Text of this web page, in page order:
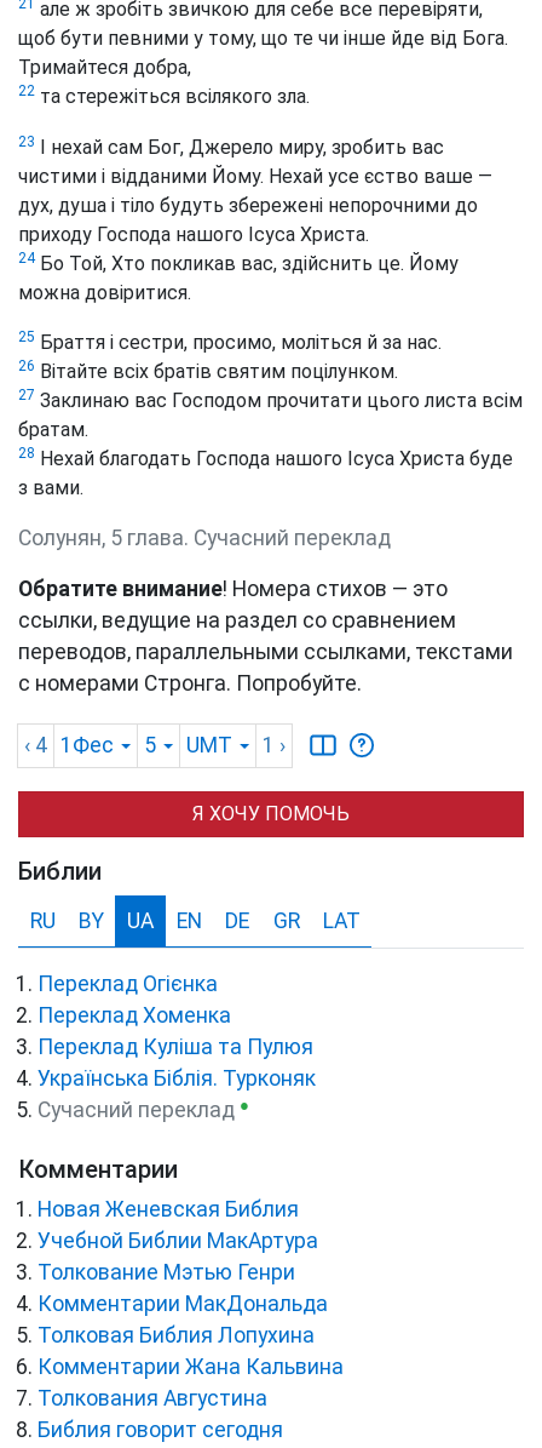
21 але ж зробіть звичкою для себе все перевіряти,
щоб бути певними у тому, що те чи інше йде від Бога.
Тримайтеся добра,
22 та стережіться всілякого зла.
23 І нехай сам Бог, Джерело миру, зробить вас
чистими і відданими Йому. Нехай усе єство ваше —
дух, душа і тіло будуть збережені непорочними до
приходу Господа нашого Ісуса Христа.
24Бо Той, Хто покликав вас, здійснить це. Йому
можна довіритися.
25 Браття і сестри, просимо, моліться й за нас.
26 Вітайте всіх братів святим поцілунком.
27 Заклинаю вас Господом прочитати цього листа всім
братам.
28 Нехай благодать Господа нашого Ісуса Христа буде
з вами.
Солунян, 5 глава. Сучасний переклад
Обратите внимание! Номера стихов — это
ссылки, ведущие на раздел со сравнением
переводов, параллельными ссылками, текстами
с номерами Стронга. Попробуйте.
‹ 4 1Фес 5 UMT 1 ›
Я ХОЧУ ПОМОЧЬ
Библии
RU BY UA EN DE GR LAT
Переклад Огієнка
Переклад Хоменка
Переклад Куліша та Пулюя
Українська Біблія. Турконяк
Сучасний переклад ●
Комментарии
Новая Женевская Библия
Учебной Библии МакАртура
Толкование Мэтью Генри
Комментарии МакДональда
Толковая Библия Лопухина
Комментарии Жана Кальвина
Толкования Августина
Библия говорит сегодня